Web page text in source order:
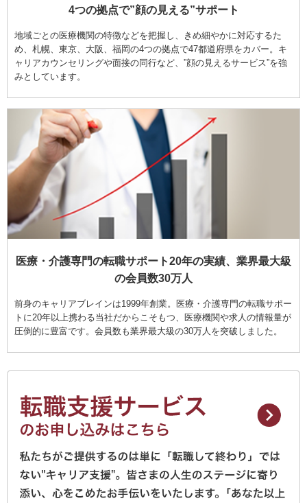
4つの拠点で”顔の見える”サポート
地域ごとの医療機関の特徴などを把握し、きめ細やかに対応するた
め、札幌、東京、大阪、福岡の4つの拠点で47都道府県をカバー。キ
ャリアカウンセリングや面接の同行など、”顔の見えるサービス”を強
みとしています。
医療・介護専門の転職サポート20年の実績、業界最大級
の会員数30万人
前身のキャリアブレインは1999年創業。医療・介護専門の転職サポー
トに20年以上携わる当社だからこそもつ、医療機関や求人の情報量が
圧倒的に豊富です。会員数も業界最大級の30万人を突破しました。